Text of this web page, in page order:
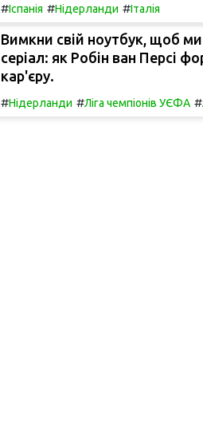
#Іспанія #Нідерланди #Італія
Вимкни свій ноутбук, щоб
серіал: як Робін ван Персі
кар'єру.
#Нідерланди #Ліга чемпіонів УЄФА #